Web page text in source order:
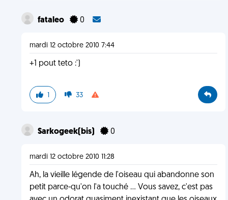
fataleo 0
mardi 12 octobre 2010 7:44
+1 pout teto :')
1 33
Sarkogeek(bis) 0
mardi 12 octobre 2010 11:28
Ah, la vieille légende de l'oiseau qui abandonne son
petit parce-qu'on l'a touché ... Vous savez, c'est pas